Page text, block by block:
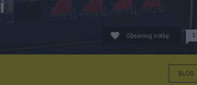
Obserwuj notkę 3
BLOG